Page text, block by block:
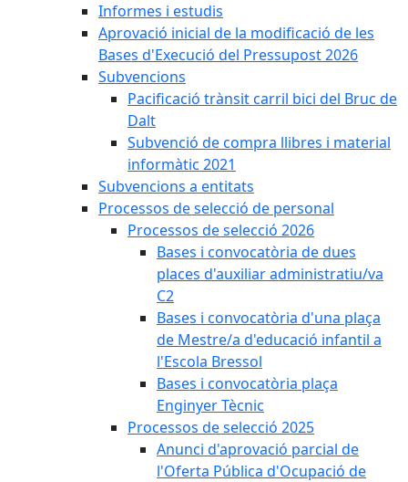
Informes i estudis
Aprovació inicial de la modificació de les
Bases d'Execució del Pressupost 2026
Subvencions
Pacificació trànsit carril bici del Bruc de
Dalt
Subvenció de compra llibres i material
informàtic 2021
Subvencions a entitats
Processos de selecció de personal
Processos de selecció 2026
Bases i convocatòria de dues
places d'auxiliar administratiu/va
C2
Bases i convocatòria d'una plaça
de Mestre/a d'educació infantil a
l'Escola Bressol
Bases i convocatòria plaça
Enginyer Tècnic
Processos de selecció 2025
Anunci d'aprovació parcial de
l'Oferta Pública d'Ocupació de